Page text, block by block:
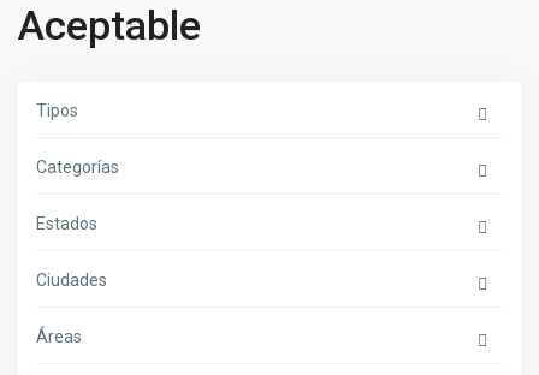
Aceptable
Tipos
Categorías
Estados
Ciudades
Áreas